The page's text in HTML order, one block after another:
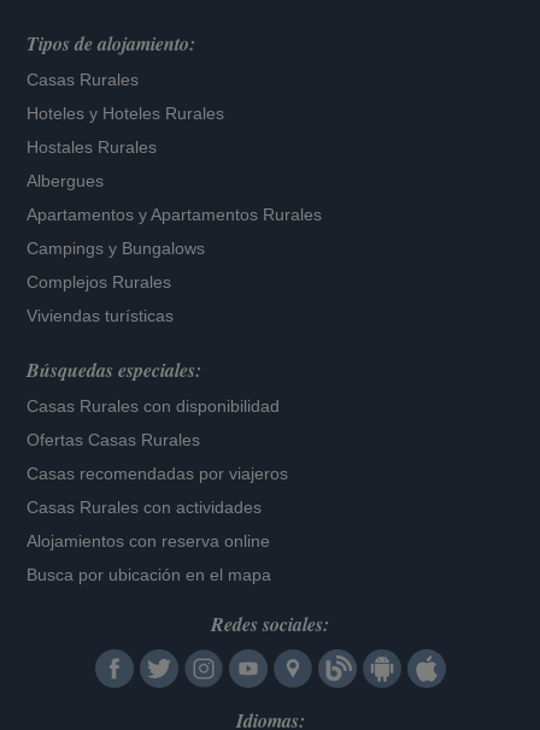
Tipos de alojamiento:
Casas Rurales
Hoteles y Hoteles Rurales
Hostales Rurales
Albergues
Apartamentos yApartamentos Rurales
Campings y Bungalows
Complejos Rurales
Viviendas turísticas
Búsquedas especiales:
Casas Rurales con disponibilidad
Ofertas Casas Rurales
Casas recomendadas por viajeros
Casas Rurales con actividades
Alojamientos con reserva online
Busca por ubicación en el mapa
Redes sociales:
Idiomas: